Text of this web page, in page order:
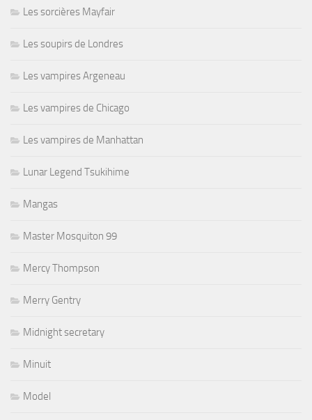
Les sorcières Mayfair
Les soupirs de Londres
Les vampires Argeneau
Les vampires de Chicago
Les vampires de Manhattan
Lunar Legend Tsukihime
Mangas
Master Mosquiton 99
Mercy Thompson
Merry Gentry
Midnight secretary
Minuit
Model